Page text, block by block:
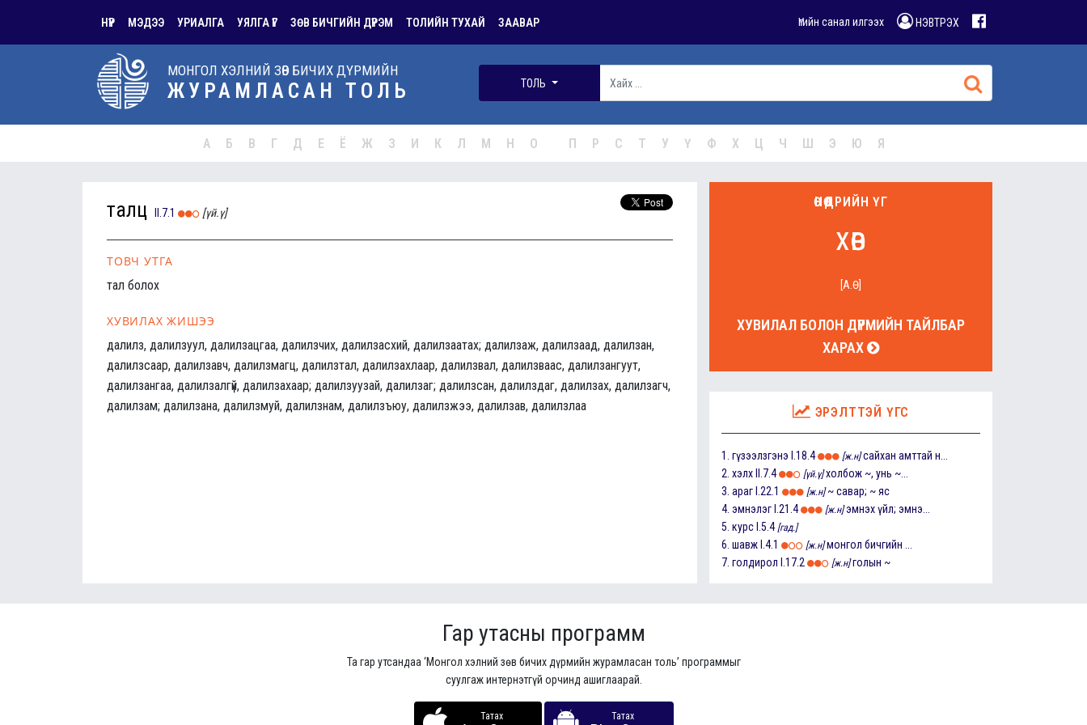
НҮҮР МЭДЭЭ УРИАЛГА УЯЛГА ҮГ ЗӨВ БИЧГИЙН ДҮРЭМ ТОЛИЙН ТУХАЙ ЗААВАР Үгийн санал илгээх НЭВТРЭХ
МОНГОЛ ХЭЛНИЙ ЗӨВ БИЧИХ ДҮРМИЙН
ЖУРАМЛАСАН ТОЛЬ ТОЛЬ
А Б В Г Д Е Ё Ж З И К Л М Н О П Р С Т У Ү Ф Х Ц Ч Ш Э Ю Я
талц II.7.1 [үй.ү]
ТОВЧ УТГА
тал болох
ХУВИЛАХ ЖИШЭЭ
далилз, далилзуул, далилзацгаа, далилзчих, далилзасхий, далилзаатах; далилзаж, далилзаад, далилзан,
далилзсаар, далилзавч, далилзмагц, далилзтал, далилзахлаар, далилзвал, далилзваас, далилзангуут,
далилзангаа, далилзалгүй, далилзахаар; далилзуузай, далилзаг; далилзсан, далилздаг, далилзах, далилзагч,
далилзам; далилзана, далилзмуй, далилзнам, далилзъюу, далилзжээ, далилзав, далилзлаа
ӨНӨӨДРИЙН ҮГ
хөв
[А.Ө]
ХУВИЛАЛ БОЛОН ДҮРМИЙН ТАЙЛБАР
ХАРАХ
ЭРЭЛТТЭЙ ҮГС
1. гүзээлзгэнэ I.18.4 [ж.н] сайхан амттай н...
2. хэлх II.7.4 [үй.ү] холбож ~, унь ~...
3. араг I.22.1 [ж.н] ~ савар; ~ яс
4. эмнэлэг I.21.4 [ж.н] эмнэх үйл; эмнэ...
5. курс I.5.4 [гад.]
6. шавж I.4.1 [ж.н] монгол бичгийн ...
7. голдирол I.17.2 [ж.н] голын ~
Гар утасны программ
Та гар утсандаа ‘Монгол хэлний зөв бичих дүрмийн журамласан толь’ программыг
суулгаж интернэтгүй орчинд ашиглаарай.
Татах Татах